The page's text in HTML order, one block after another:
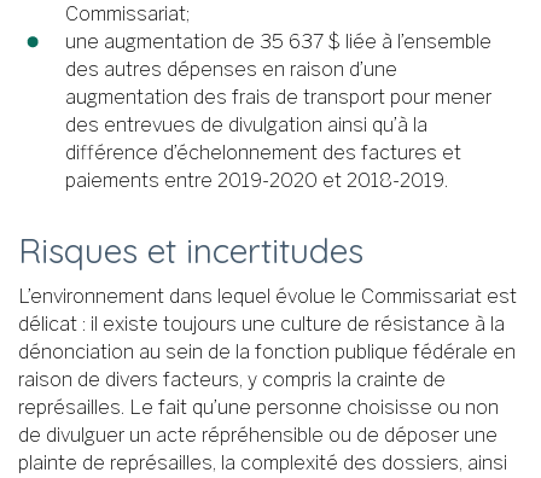
Commissariat;
une augmentation de 35 637 $ liée à l’ensemble
des autres dépenses en raison d’une
augmentation des frais de transport pour mener
des entrevues de divulgation ainsi qu’à la
différence d’échelonnement des factures et
paiements entre 2019-2020 et 2018-2019.
Risques et incertitudes
L’environnement dans lequel évolue le Commissariat est
délicat : il existe toujours une culture de résistance à la
dénonciation au sein de la fonction publique fédérale en
raison de divers facteurs, y compris la crainte de
représailles. Le fait qu’une personne choisisse ou non
de divulguer un acte répréhensible ou de déposer une
plainte de représailles, la complexité des dossiers, ainsi